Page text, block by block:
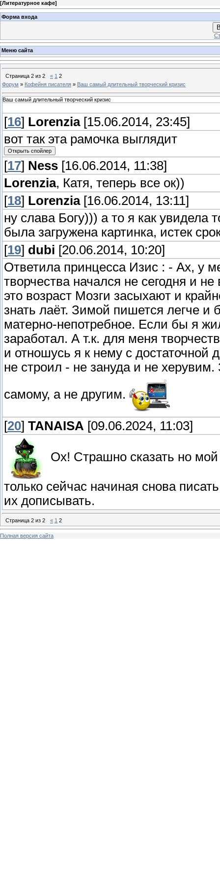
[Литературное кафе]
Форма входа
Меню сайта
Страница 2 из 2 « 1 2
Форум » Кофейня писателя » Ваш самый длительный творческий кризис
Ваш самый длительный творческий кризис
[16] Lorenzia[15.06.2014, 23:45]
вот так эта рамочка выглядит
[17] Ness [16.06.2014, 11:38]
Lorenzia, Катя, теперь все ок))
[18] Lorenzia[16.06.2014, 13:11]
ну слава Богу))) а то я как увидела
была загружена картинка, истек
[19] dubi [20.06.2014, 10:20]
Ответила принцесса Изис : - Ах, у
творчества начался не сегодня и
это возраст Мозги засыхают и
знать лаёт. Зимой пишется легче и
матерно-непотребное. Если бы я
заработал. А т.к. для меня
и отношусь я к нему с достаточной
не строил - не зануда и не
самому, а не другим.
[20] TANAISA [09.06.2024, 11:03]
Ох! Страшно сказать но
только сейчас начиная снова
их дописывать.
Страница 2 из 2 « 1 2
Полная версия сайта